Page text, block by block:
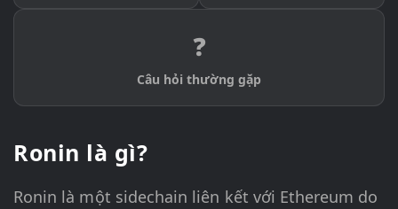
❓
Câu hỏi thường gặp
Ronin là gì?
Ronin là một sidechain liên kết với Ethereum do